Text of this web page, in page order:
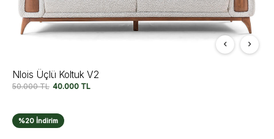
Nlois Üçlü Koltuk V2
50.000TL 40.000 TL
%20 İndirim